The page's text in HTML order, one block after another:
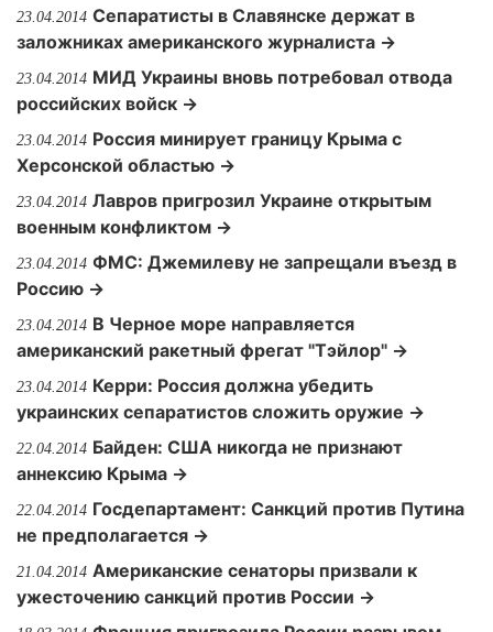
23.04.2014 Сепаратисты в Славянске держат в
заложниках американского журналиста →
23.04.2014 МИД Украины вновь потребовал отвода
российских войск →
23.04.2014 Россия минирует границу Крыма с
Херсонской областью →
23.04.2014 Лавров пригрозил Украине открытым
военным конфликтом →
23.04.2014 ФМС: Джемилеву не запрещали въезд в
Россию →
23.04.2014 В Черное море направляется
американский ракетный фрегат "Тэйлор" →
23.04.2014 Керри: Россия должна убедить
украинских сепаратистов сложить оружие →
22.04.2014 Байден: США никогда не признают
аннексию Крыма →
22.04.2014 Госдепартамент: Санкций против Путина
не предполагается →
21.04.2014 Американские сенаторы призвали к
ужесточению санкций против России →